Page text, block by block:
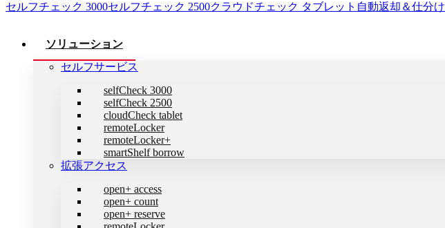
セルフチェック 3000セルフチェック 2500クラウドチェック タブレット 自動返却＆仕分け
ソリューション
セルフサービス
selfCheck 3000
selfCheck 2500
cloudCheck tablet
remoteLocker
remoteLocker+
smartShelf borrow
拡張アクセス
open+ access
open+ count
open+ reserve